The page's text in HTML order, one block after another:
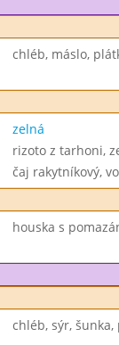
chléb, máslo,
zelná
rizoto z tarhoni,
čaj rakytníkový,
houska s
chléb, sýr, šunka,